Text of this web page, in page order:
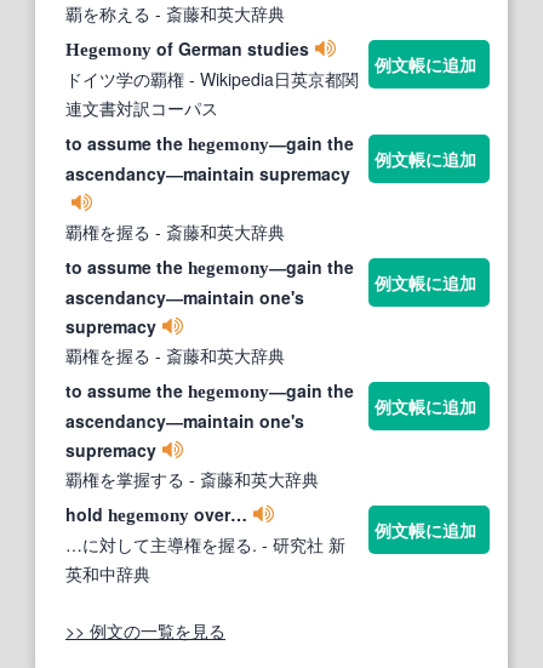
覇を称える - 斎藤和英大辞典
Hegemony of German studies
ドイツ学の覇権 - Wikipedia日英京都関
連文書対訳コーパス
例文帳に追加
to assume the hegemony―gain the
ascendancy―maintain supremacy
覇権を握る - 斎藤和英大辞典
例文帳に追加
to assume the hegemony―gain the
ascendancy―maintain one's
supremacy
覇権を握る - 斎藤和英大辞典
例文帳に追加
to assume the hegemony―gain the
ascendancy―maintain one's
supremacy
覇権を掌握する - 斎藤和英大辞典
例文帳に追加
hold hegemony over…
…に対して主導権を握る. - 研究社 新
英和中辞典
例文帳に追加
>> 例文の一覧を見る